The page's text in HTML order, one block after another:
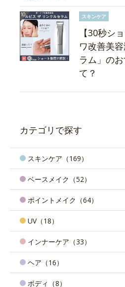
スキンケア
【30秒シ
ワ改善美
ラム」の
て？
カテゴリで探す
スキンケア（169）
ベースメイク（52）
ポイントメイク（64）
UV（18）
インナーケア（33）
ヘア（16）
ボディ（8）